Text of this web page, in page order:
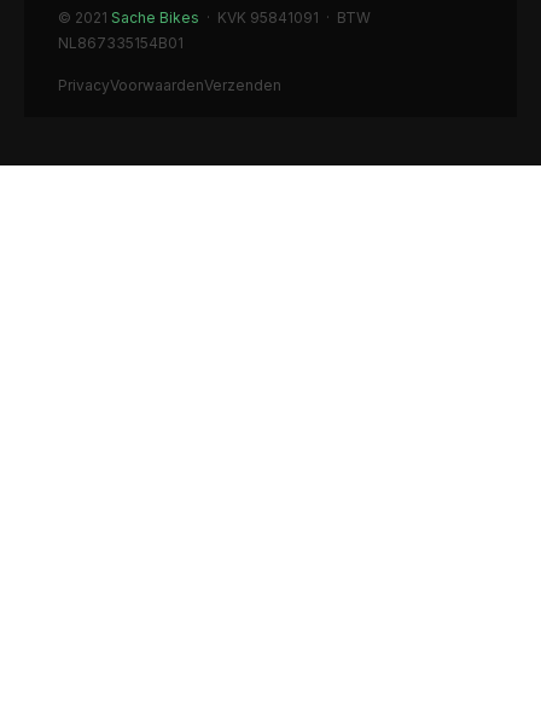
© 2021 Sache Bikes · KVK 95841091 · BTW
NL867335154B01
PrivacyVoorwaardenVerzenden